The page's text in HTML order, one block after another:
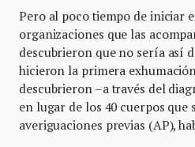
Pero al poco tiempo de iniciar
organizaciones que las
descubrieron que no sería así
hicieron la primera
descubrieron –a través del
en lugar de los 40 cuerpos que
averiguaciones previas (AP),